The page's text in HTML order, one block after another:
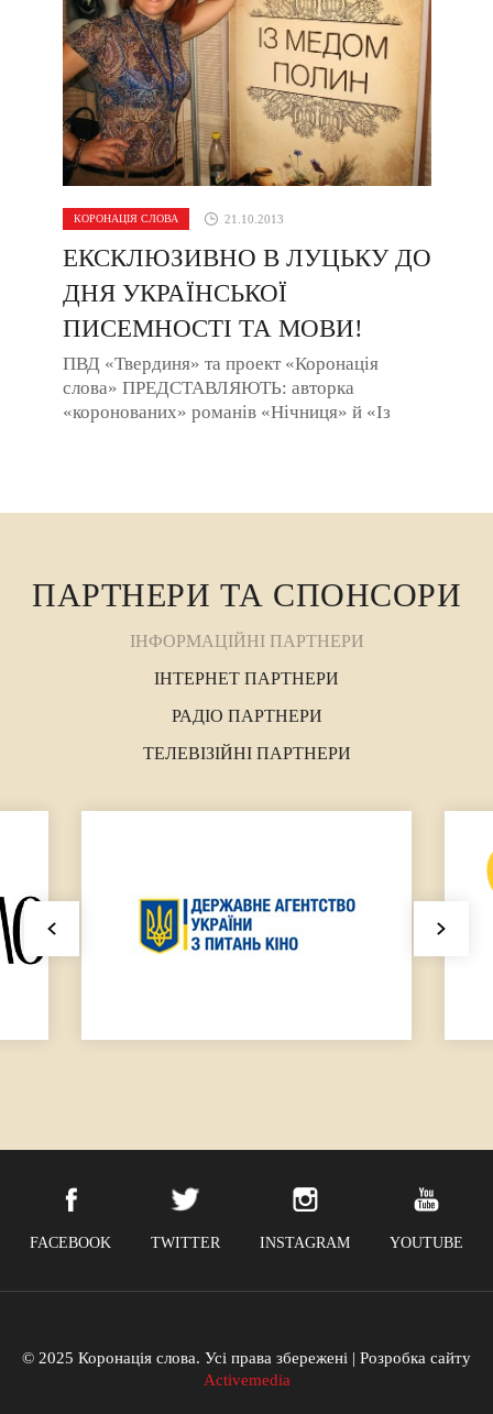
КОРОНАЦІЯ СЛОВА 21.10.2013
ЕКСКЛЮЗИВНО В ЛУЦЬКУ ДО
ДНЯ УКРАЇНСЬКОЇ
ПИСЕМНОСТІ ТА МОВИ!
ПВД «Твердиня» та проект «Коронація
слова» ПРЕДСТАВЛЯЮТЬ: авторка
«коронованих» романів «Нічниця» й «Із
ПАРТНЕРИ ТА СПОНСОРИ
ІНФОРМАЦІЙНІ ПАРТНЕРИ
ІНТЕРНЕТ ПАРТНЕРИ
РАДІО ПАРТНЕРИ
ТЕЛЕВІЗІЙНІ ПАРТНЕРИ
FACEBOOK TWITTER INSTAGRAM YOUTUBE
© 2025 Коронація слова. Усі права збережені | Розробка сайту
Activemedia